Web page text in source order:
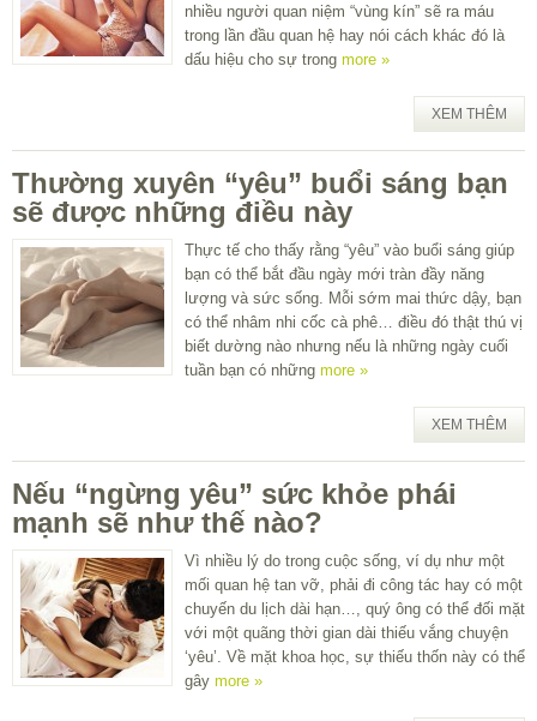
nhiều người quan niệm “vùng kín” sẽ ra máu
trong lần đầu quan hệ hay nói cách khác đó là
dấu hiệu cho sự trong more »
XEM THÊM
Thường xuyên “yêu” buổi sáng bạn
sẽ được những điều này
Thực tế cho thấy rằng “yêu” vào buổi sáng giúp
bạn có thể bắt đầu ngày mới tràn đầy năng
lượng và sức sống. Mỗi sớm mai thức dậy, bạn
có thể nhâm nhi cốc cà phê… điều đó thật thú vị
biết dường nào nhưng nếu là những ngày cuối
tuần bạn có những more »
XEM THÊM
Nếu “ngừng yêu” sức khỏe phái
mạnh sẽ như thế nào?
Vì nhiều lý do trong cuộc sống, ví dụ như một
mối quan hệ tan vỡ, phải đi công tác hay có một
chuyến du lịch dài hạn…, quý ông có thể đối mặt
với một quãng thời gian dài thiếu vắng chuyện
‘yêu’. Về mặt khoa học, sự thiếu thốn này có thể
gây more »